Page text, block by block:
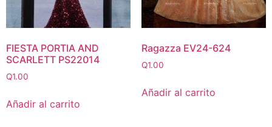
FIESTA PORTIA AND
SCARLETT PS22014
Q1.00
Añadir al carrito
Ragazza EV24-624
Q1.00
Añadir al carrito